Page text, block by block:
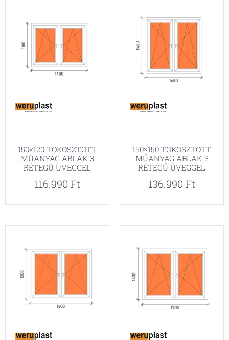
150×120 TOKOSZTOTT
MŰANYAG ABLAK 3
RÉTEGŰ ÜVEGGEL
116.990 Ft
150×150 TOKOSZTOTT
MŰANYAG ABLAK 3
RÉTEGŰ ÜVEGGEL
136.990 Ft